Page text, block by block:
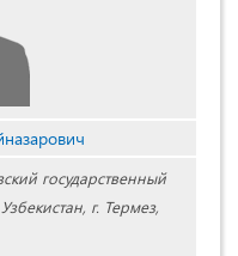
государственный
г. Термез,